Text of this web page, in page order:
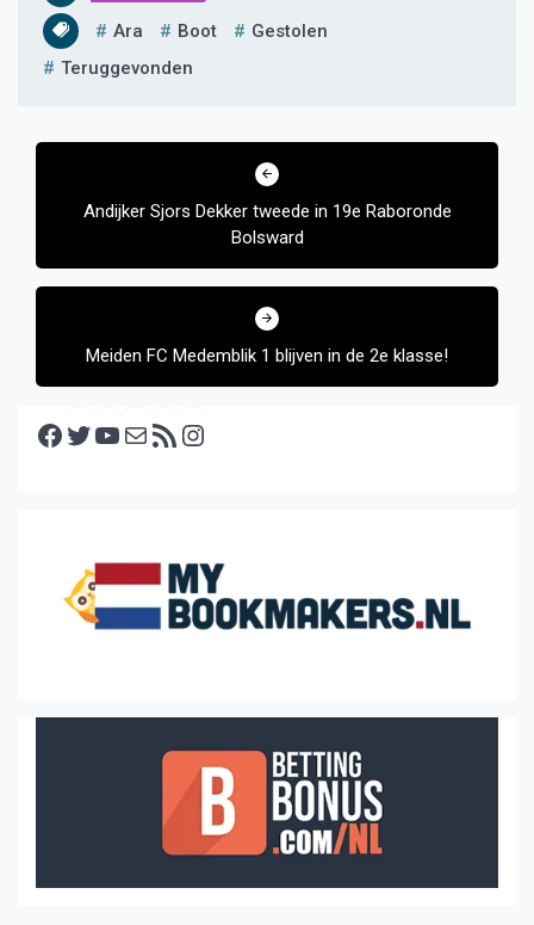
Ara Boot
Gestolen
Teruggevonden
Bericht
Andijker Sjors Dekker tweede in 19e Raboronde
Bolsward
Meiden FC Medemblik 1 blijven in de 2e klasse!
Facebook Twitter YouTube E-mail RSS feed